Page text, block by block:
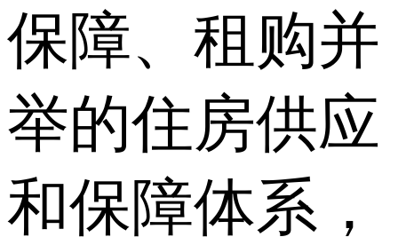
保障、租购并
举的住房供应
和保障体系，